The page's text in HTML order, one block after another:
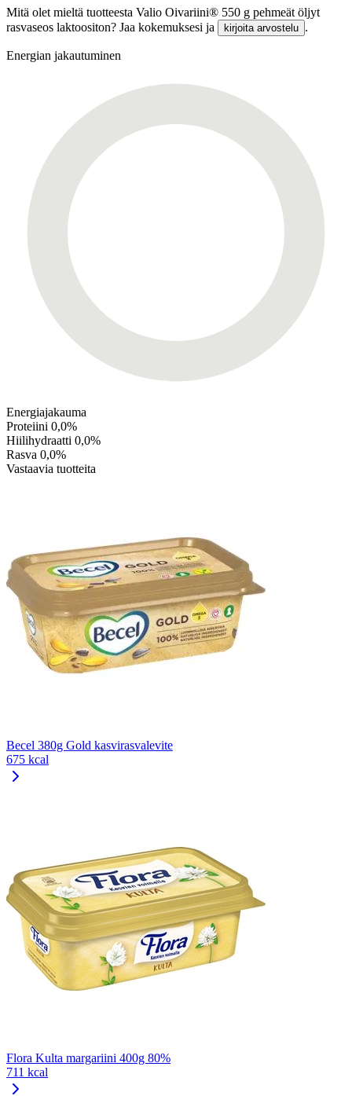
Mitä olet mieltä tuotteesta Valio Oivariini® 550 g pehmeät öljyt
rasvaseos laktoositon? Jaa kokemuksesi ja
kirjoita arvostelu .
Energian jakautuminen
Energiajakauma
Proteiini 0,0%
Hiilihydraatti 0,0%
Rasva 0,0%
Vastaavia tuotteita
Becel 380g Gold kasvirasvalevite
675 kcal
Flora Kulta margariini 400g 80%
711 kcal